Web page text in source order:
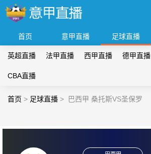
首页 意甲直播 足球直播
英超直播 法甲直播 西甲直播 德甲直播
CBA直播
首页 > 足球直播 > 巴西甲 桑托斯VS圣保罗